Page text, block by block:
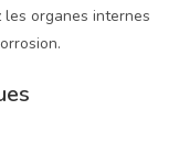
organes internes